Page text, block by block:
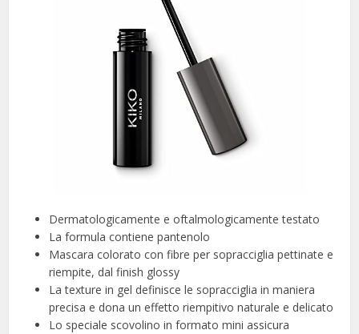
Dermatologicamente e oftalmologicamente testato
La formula contiene pantenolo
Mascara colorato con fibre per sopracciglia pettinate e
riempite, dal finish glossy
La texture in gel definisce le sopracciglia in maniera
precisa e dona un effetto riempitivo naturale e delicato
Lo speciale scovolino in formato mini assicura